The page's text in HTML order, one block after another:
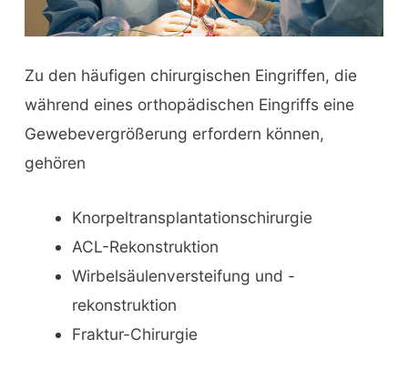
Zu den häufigen chirurgischen Eingriffen, die
während eines orthopädischen Eingriffs eine
Gewebevergrößerung erfordern können,
gehören
Knorpeltransplantationschirurgie
ACL-Rekonstruktion
Wirbelsäulenversteifung und -
rekonstruktion
Fraktur-Chirurgie